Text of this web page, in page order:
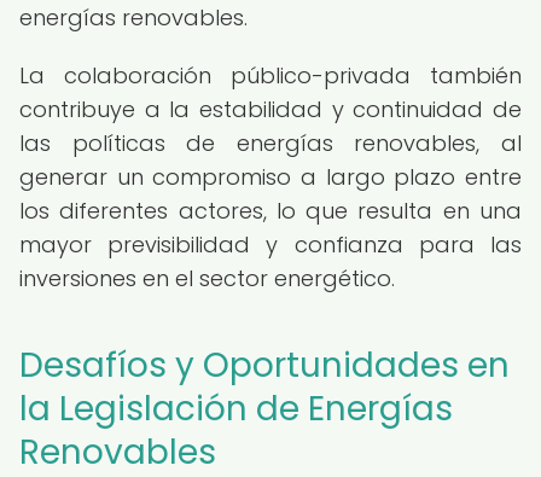
energías renovables.
La colaboración público-privada también
contribuye a la estabilidad y continuidad de
las políticas de energías renovables, al
generar un compromiso a largo plazo entre
los diferentes actores, lo que resulta en una
mayor previsibilidad y confianza para las
inversiones en el sector energético.
Desafíos y Oportunidades en
la Legislación de Energías
Renovables